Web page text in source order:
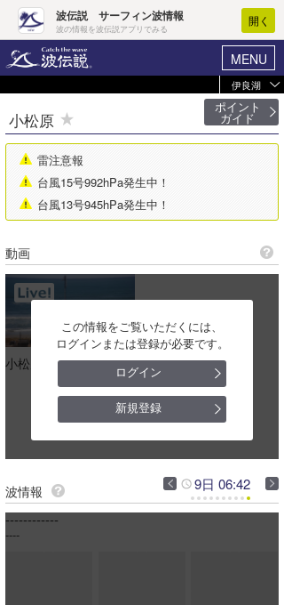
波伝説 サーフィン波情報
波の情報を波伝説アプリでみる
開く
MENU
ヘルプ マイホーム
ログイン
新規会員登録
波情報･概況
気象情報
ニュース
サーフィンエリアガイド
会員メニュー
今月のプレゼント
小松原
ポイント
ガイド
雷注意報
台風15号992hPa発生中！
台風13号945hPa発生中！
動画
小松原
契約
この情報をご覧いただくには、
ログインまたは登録が必要です。
ログイン
新規登録
波情報 9日 06:42
------------
----
伊良湖
マイ波情報
波情報
小松原
百々
チキン
ロングビーチ
新日本